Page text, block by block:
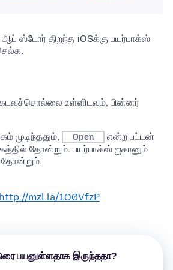
ஸ்டோர் திறந்த iOSக்கு பயர்பாக்ஸ்
உள்ளிடவும், பின்னர்
முடிந்ததும்,
Open
என்ற பட்டன்
தோன்றும். பயர்பாக்ஸ் ஐகானும்
http://mzl.la/1O0VfzP
பயனுள்ளதாக இருந்ததா?